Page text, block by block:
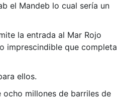
el Mandeb lo cual sería un
la entrada al Mar Rojo
imprescindible que completa
ellos.
millones de barriles de